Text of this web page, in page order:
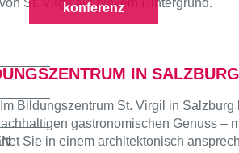
konferenz
IN SALZBURG
Bildungszentrum St. Virgil in
gastronomischen Genuss
Sie in einem architektonisch